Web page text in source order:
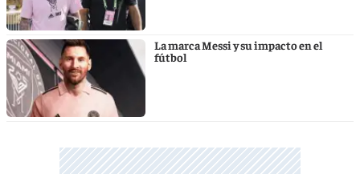
La marca Messi y su impacto en el
fútbol